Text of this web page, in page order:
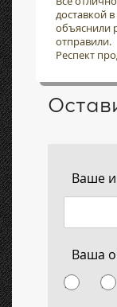
доставкой
объяснили
отправили.
Респект
Ваше
Ваша